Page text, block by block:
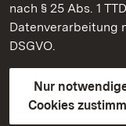
nach § 25 Abs. 1
Datenverarbeitung
DSGVO.
Nur
Cookies
Staatliche
Kontakt
Gebärdensprache
Erklärung zur
BITV-konform